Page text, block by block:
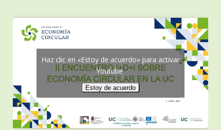
Haz clic en «Estoy de acuerdo» para activar
Youtube
Estoy de acuerdo